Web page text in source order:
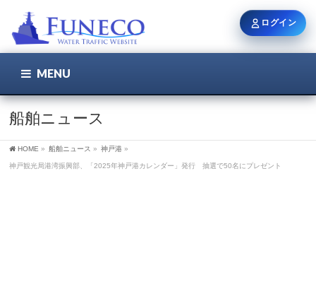
MENU
船舶ニュース
HOME » 船舶ニュース » 神戸港 »
神戸観光局港湾振興部、「2025年神戸港カレンダー」発行 抽選で50名にプレゼント
ログイン
ユーザー名 / メール